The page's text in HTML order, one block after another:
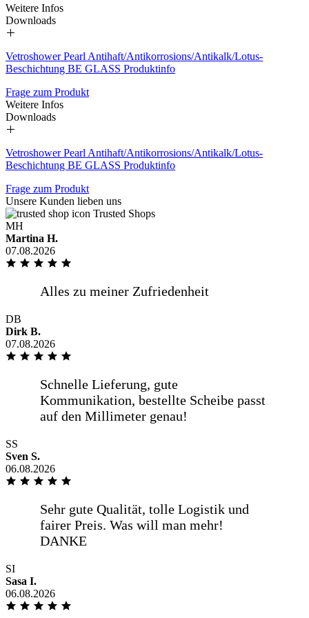
Weitere Infos
Downloads
Vetroshower Pearl Antihaft/Antikorrosions/Antikalk/Lotus-
Beschichtung BE GLASS Produktinfo
Frage zum Produkt
Weitere Infos
Downloads
Vetroshower Pearl Antihaft/Antikorrosions/Antikalk/Lotus-
Beschichtung BE GLASS Produktinfo
Frage zum Produkt
Unsere Kunden lieben uns
Trusted Shops
MH
Martina H.
07.08.2026
DB
Dirk B.
07.08.2026
Schnelle Lieferung, gute
Kommunikation, bestellte Scheibe passt
auf den Millimeter genau!
SS
Sven S.
06.08.2026
Sehr gute Qualität, tolle Logistik und
fairer Preis. Was will man mehr!
DANKE
SI
Sasa I.
06.08.2026
Ich habe schon mehrmals hier eine
keine Beanstandungen. Ich [...]
mehr anzeigen
Ich habe schon mehrmals hier eine
keine Beanstandungen. Ich würde hier
wieder bestellen wollen.
weniger anzeigen
Übersichtlicher und gut verständlicher
Bestellvorgang mit den erforderlichen
Informationen. Gutes [...]
mehr anzeigen
Übersichtlicher und gut verständlicher